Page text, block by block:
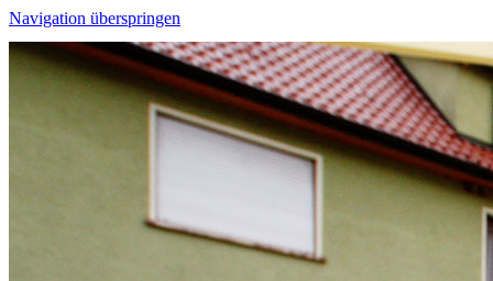
Navigation überspringen
Bestellung